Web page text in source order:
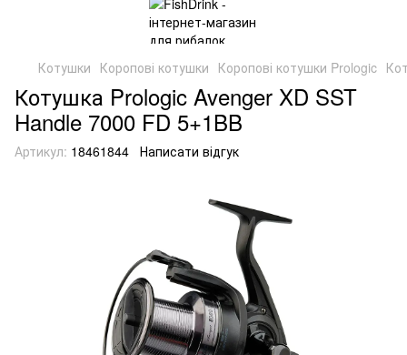
Котушки Коропові котушки Коропові котушки Prologic
Котушка Prologic Avenger XD SST
Handle 7000 FD 5+1BB
Артикул: 18461844 Написати відгук